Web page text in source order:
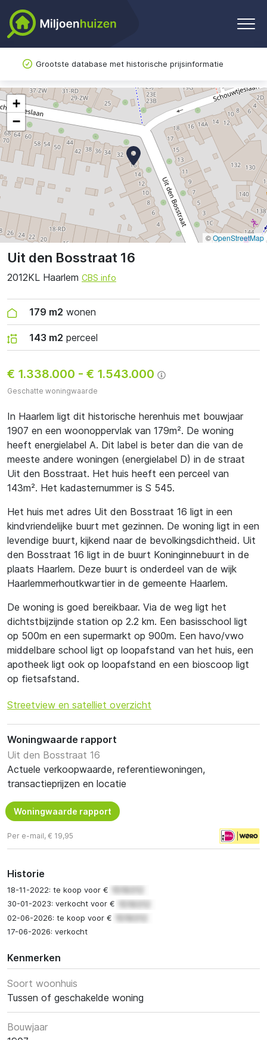
Grootste database met historische prijsinformatie
Uit den Bosstraat 16
2012KL Haarlem CBS info
179 m2 wonen
143 m2 perceel
€ 1.338.000 - € 1.543.000
Geschatte woningwaarde
In Haarlem ligt dit historische herenhuis met bouwjaar
1907 en een woonoppervlak van 179m². De woning
heeft energielabel A. Dit label is beter dan die van de
meeste andere woningen (energielabel D) in de straat
Uit den Bosstraat. Het huis heeft een perceel van
143m². Het kadasternummer is S 545.
Het huis met adres Uit den Bosstraat 16 ligt in een
kindvriendelijke buurt met gezinnen. De woning ligt in een
levendige buurt, kijkend naar de bevolkingsdichtheid. Uit
den Bosstraat 16 ligt in de buurt Koninginnebuurt in de
plaats Haarlem. Deze buurt is onderdeel van de wijk
Haarlemmerhoutkwartier in de gemeente Haarlem.
De woning is goed bereikbaar. Via de weg ligt het
dichtstbijzijnde station op 2.2 km. Een basisschool ligt
op 500m en een supermarkt op 900m. Een havo/vwo
middelbare school ligt op loopafstand van het huis, een
apotheek ligt ook op loopafstand en een bioscoop ligt
op fietsafstand.
Streetview en satelliet overzicht
Woningwaarde rapport
Uit den Bosstraat 16
Actuele verkoopwaarde, referentiewoningen,
transactieprijzen en locatie
Woningwaarde rapport
Per e-mail, € 19,95
Historie
18-11-2022: te koop voor €
30-01-2023: verkocht voor €
02-06-2026: te koop voor €
17-06-2026: verkocht
Kenmerken
Soort woonhuis
Tussen of geschakelde woning
Bouwjaar
+
−
©OpenStreetMap